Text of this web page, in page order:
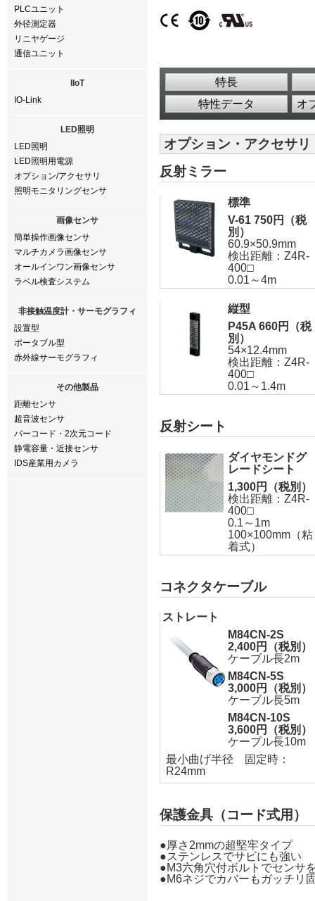
PLCユニット
外径測定器
リニヤゲージ
通信ユニット
IIoT
IO-Link
LED照明
LED照明
LED照明用電源
オプション/アクセサリ
照明モニタリングセンサ
画像センサ
簡単操作画像センサ
マルチカメラ画像センサ
オールインワン画像センサ
ラベル検査システム
非接触温度計・サーモグラフィ
設置型
ポータブル型
赤外線サーモグラフィ
その他製品
距離センサ
超音波センサ
バーコード・2次元コード
静電容量・近接センサ
IDS産業用カメラ
特長
特性データ
オ
オプション・アクセサリ
反射ミラー
標準
V-61 750円（税
別）
60.9×50.9mm
検出距離：Z4R-
400□
0.01～4m
縦型
P45A 660円（税
別）
54×12.4mm
検出距離：Z4R-
400□
0.01～1.4m
反射シート
ダイヤモンドグ
レードシート
1,300円（税別）
検出距離：Z4R-
400□
0.1～1m
100×100mm（粘
着式）
コネクタケーブル
ストレート
M84CN-2S
2,400円（税別）
ケーブル長2m
M84CN-5S
3,000円（税別）
ケーブル長5m
M84CN-10S
3,600円（税別）
ケーブル長10m
最小曲げ半径 固定時：
R24mm
保護金具（コード式用）
●厚さ2mmの超堅牢タイプ
●ステンレスでサビにも強い
●M3六角穴付ボルトでセンサ
●M6ネジでカバーもガッチリ